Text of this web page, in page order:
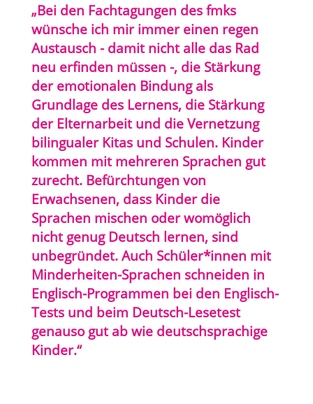
„Bei den Fachtagungen des fmks
wünsche ich mir immer einen regen
Austausch - damit nicht alle das Rad
neu erfinden müssen -, die Stärkung
der emotionalen Bindung als
Grundlage des Lernens, die Stärkung
der Elternarbeit und die Vernetzung
bilingualer Kitas und Schulen. Kinder
kommen mit mehreren Sprachen gut
zurecht. Befürchtungen von
Erwachsenen, dass Kinder die
Sprachen mischen oder womöglich
nicht genug Deutsch lernen, sind
unbegründet. Auch Schüler*innen mit
Minderheiten-Sprachen schneiden in
Englisch-Programmen bei den Englisch-
Tests und beim Deutsch-Lesetest
genauso gut ab wie deutschsprachige
Kinder.“